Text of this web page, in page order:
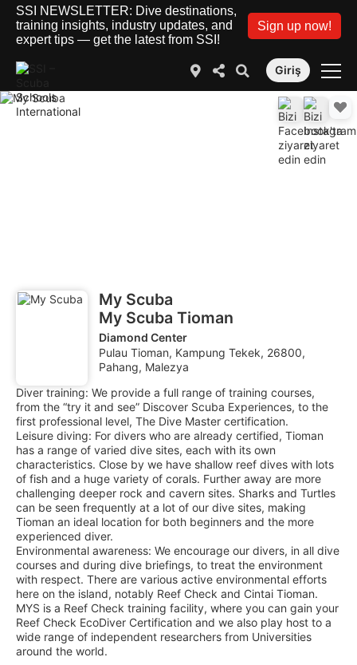
SSI NEWSLETTER: Dive destinations,
training insights, industry updates, and
expert tips — get the latest from SSI!
Sign up now!
Giriş
My Scuba
My Scuba Tioman
Diamond Center
Pulau Tioman, Kampung Tekek, 26800,
Pahang, Malezya
Diver training: We provide a full range of training courses,
from the “try it and see” Discover Scuba Experiences, to the
first professional level, The Dive Master certification.
Leisure diving: For divers who are already certified, Tioman
has a range of varied dive sites, each with its own
characteristics. Close by we have shallow reef dives with lots
of fish and a huge variety of corals. Further away are more
challenging deeper rock and cavern sites. Sharks and Turtles
can be seen frequently at a lot of our dive sites, making
Tioman an ideal location for both beginners and the more
experienced diver.
Environmental awareness: We encourage our divers, in all dive
courses and during dive briefings, to treat the environment
with respect. There are various active environmental efforts
here on the island, notably Reef Check and Cintai Tioman.
MYS is a Reef Check training facility, where you can gain your
Reef Check EcoDiver Certification and we also play host to a
wide range of independent researchers from Universities
around the world.